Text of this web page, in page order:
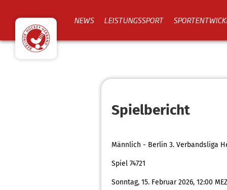
NEWS LEISTUNGSSPORT
Spielbericht
Männlich - Berlin 3. Verbandsliga
Spiel 74721
Sonntag, 15. Februar 2026, 12:00 MEZ